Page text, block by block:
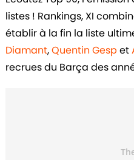
listes ! Rankings, XI
établir à la fin la liste
Diamant,Quentin Gesp et
recrues du Barça des